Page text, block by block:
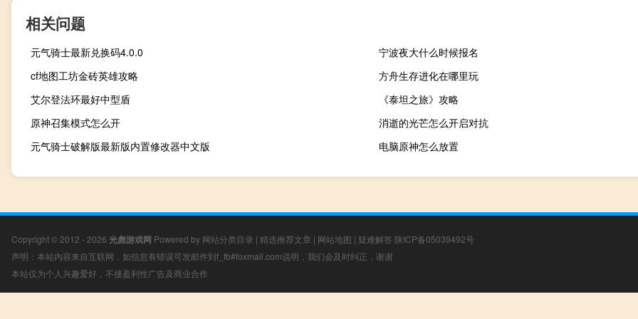
相关问题
元气骑士最新兑换码4.0.0
宁波夜大什么时候报名
cf地图工坊金砖英雄攻略
方舟生存进化在哪里玩
艾尔登法环最好中型盾
《泰坦之旅》攻略
原神召集模式怎么开
消逝的光芒怎么开启对抗
元气骑士破解版最新版内置修改器中文版
电脑原神怎么放置
Copyright © 2012 - 2026 光彪游戏网 Powered by 网站分类目录 | 精选推荐文章 | 网站地图 | 疑难解答 陕ICP备05039492号
声明：本站内容来自互联网，如信息有错误可发邮件到f_fb#foxmail.com说明，我们会及时纠正，谢谢
本站仅为个人兴趣爱好，不接盈利性广告及商业合作